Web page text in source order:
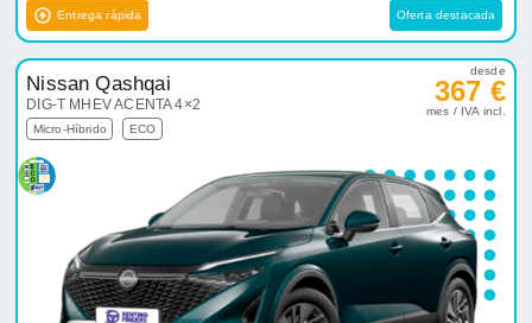
Entrega rápida Oferta destacada
Nissan Qashqai
DIG-T MHEV ACENTA 4×2
Micro-Híbrido ECO
desde
367 €
mes / IVA incl.